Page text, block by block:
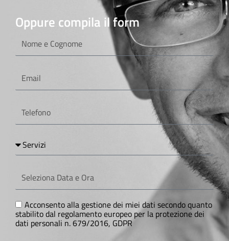
Oppure compila il form
Cognome
Servizi
Data
e
GDPR
Acconsento alla gestione dei miei dati secondo quanto
stabilito dal regolamento europeo per la protezione dei
dati personali n. 679/2016, GDPR